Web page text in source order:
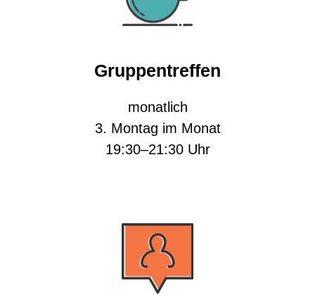
Gruppentreffen
monatlich
3. Montag im Monat
19:30–21:30 Uhr